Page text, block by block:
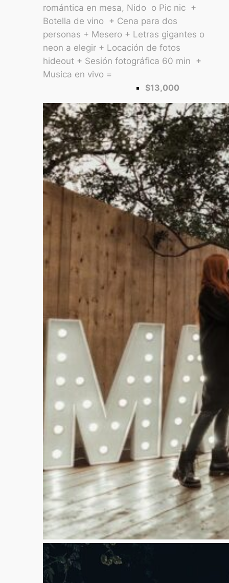
romántica en mesa, Nido o Pic nic +
Botella de vino + Cena para dos
personas + Mesero + Letras gigantes o
neon a elegir + Locación de fotos
hideout + Sesión fotográfica 60 min +
Musica en vivo =
$13,000